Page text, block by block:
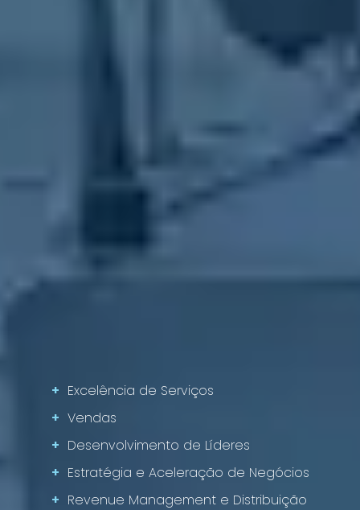
+ Excelência de Serviços
+ Vendas
+ Desenvolvimento de Líderes
+ Estratégia e Aceleração de Negócios
+ Revenue Management e Distribuição